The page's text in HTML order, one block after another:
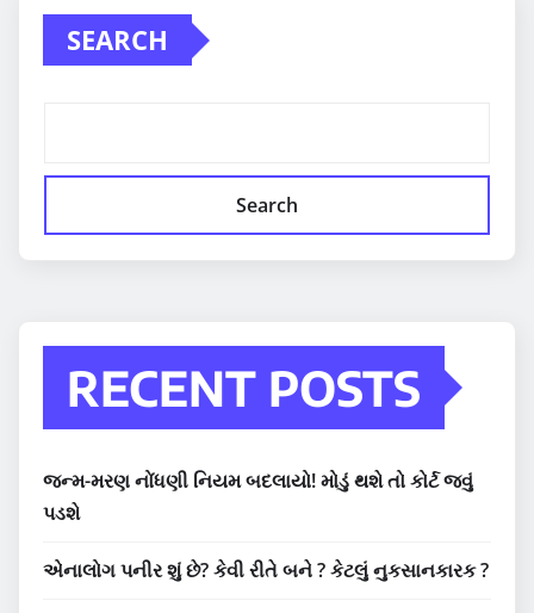
SEARCH
Search
RECENT POSTS
જન્મ-મરણ નોંધણી નિયમ બદલાયો! મોડું થશે તો કોર્ટ જવું
પડશે
એનાલોગ પનીર શું છે? કેવી રીતે બને ? કેટલું નુકસાનકારક ?